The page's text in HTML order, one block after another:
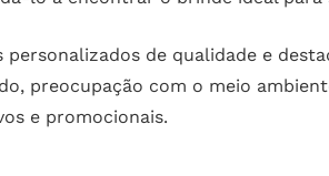
personalizados de qualidade e
preocupação com o meio
e promocionais.